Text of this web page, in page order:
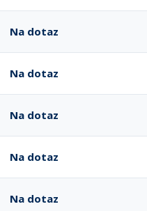
Na dotaz
Na dotaz
Na dotaz
Na dotaz
Na dotaz